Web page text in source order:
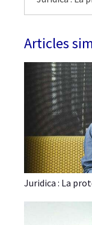
Articles
Juridica : La